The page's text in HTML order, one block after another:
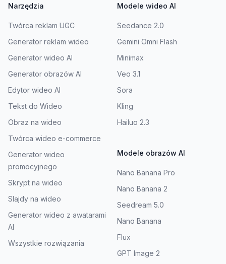
Narzędzia
Twórca reklam UGC
Generator reklam wideo
Generator wideo AI
Generator obrazów AI
Edytor wideo AI
Tekst do Wideo
Obraz na wideo
Twórca wideo e-commerce
Generator wideo
promocyjnego
Skrypt na wideo
Slajdy na wideo
Generator wideo z awatarami
AI
Wszystkie rozwiązania
Modele wideo AI
Seedance 2.0
Gemini Omni Flash
Minimax
Veo 3.1
Sora
Kling
Hailuo 2.3
Modele obrazów AI
Nano Banana Pro
Nano Banana 2
Seedream 5.0
Nano Banana
Flux
GPT Image 2